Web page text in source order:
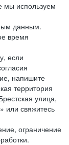
мы используем
данным.
время
если
напишите
территория
улица,
свяжитесь
ограничение